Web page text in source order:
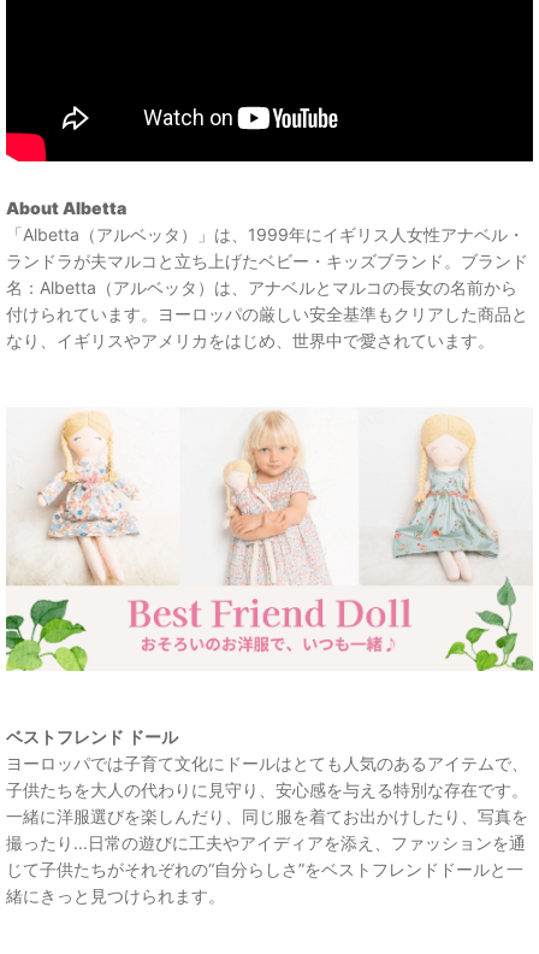
About Albetta
「Albetta（アルベッタ）」は、1999年にイギリス人女性アナベル・
ランドラが夫マルコと立ち上げたベビー・キッズブランド。ブランド
名：Albetta（アルベッタ）は、アナベルとマルコの長女の名前から
付けられています。ヨーロッパの厳しい安全基準もクリアした商品と
なり、イギリスやアメリカをはじめ、世界中で愛されています。
ベストフレンド ドール
ヨーロッパでは子育て文化にドールはとても人気のあるアイテムで、
子供たちを大人の代わりに見守り、安心感を与える特別な存在です。
一緒に洋服選びを楽しんだり、同じ服を着てお出かけしたり、写真を
撮ったり...日常の遊びに工夫やアイディアを添え、ファッションを通
じて子供たちがそれぞれの“自分らしさ”をベストフレンドドールと一
緒にきっと見つけられます。